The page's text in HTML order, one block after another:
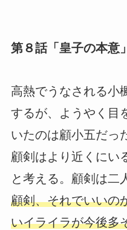
第８話「皇子の本意」
高熱でうなされる小
するが、ようやく目
いたのは顧小五だっ
顧剣はより近くにい
と考える。顧剣は二
顧剣、それでいい
いイライラが今後多